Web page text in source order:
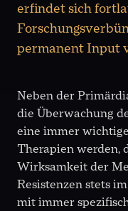
erfindet sich
permanent Input
Neben der
die Überwachung
eine immer
Therapien werden,
Wirksamkeit der
Resistenzen stets
mit immer